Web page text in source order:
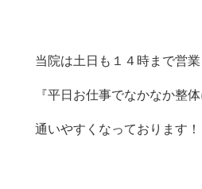
当院は土日も１４時まで営業
『平日お仕事でなかなか整
通いやすくなっております！